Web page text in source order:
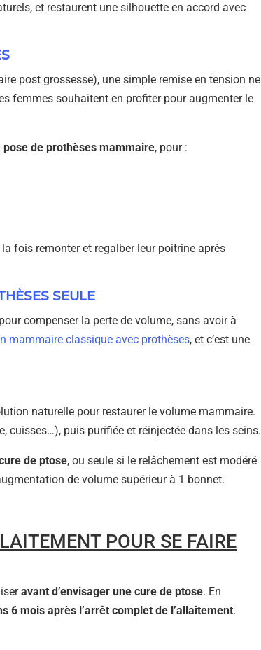
et restaurent une silhouette en accord avec
post grossesse), une simple remise en tension ne
femmes souhaitent en profiter pour augmenter le
de prothèses mammaire, pour :
fois remonter et regalber leur poitrine après
SEULE
compenser la perte de volume, sans avoir à
mammaire classique avec prothèses, et c’est une
naturelle pour restaurer le volume mammaire.
cuisses…), puis purifiée et réinjectée dans les seins.
de ptose, ou seule si le relâchement est modéré
de volume supérieur à 1 bonnet.
POUR SE FAIRE
avant d’envisager une cure de ptose. En
6 mois après l’arrêt complet de l’allaitement.